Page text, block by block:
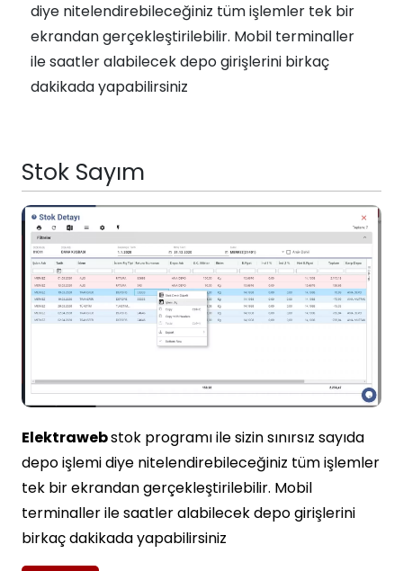
diye nitelendirebileceğiniz tüm işlemler tek bir
ekrandan gerçekleştirilebilir. Mobil terminaller
ile saatler alabilecek depo girişlerini birkaç
dakikada yapabilirsiniz
Stok Sayım
Elektrawebstok programı ile sizin sınırsız sayıda
depo işlemi diye nitelendirebileceğiniz tüm işlemler
tek bir ekrandan gerçekleştirilebilir. Mobil
terminaller ile saatler alabilecek depo girişlerini
birkaç dakikada yapabilirsiniz